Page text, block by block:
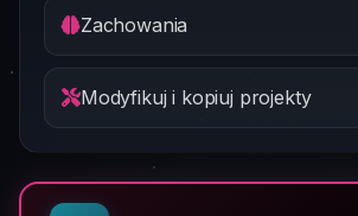
Zachowania
Modyfikuj i kopiuj projekty